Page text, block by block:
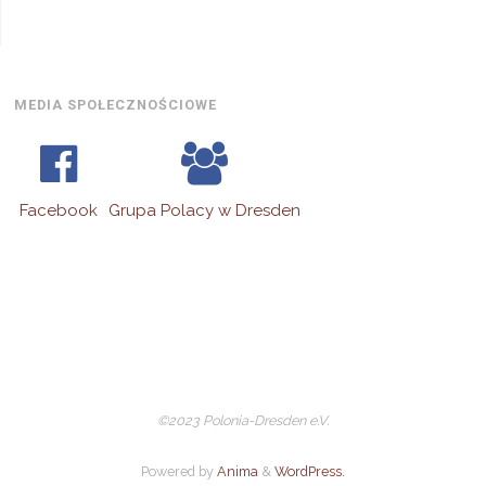
MEDIA SPOŁECZNOŚCIOWE
Facebook Grupa Polacy w Dresden
©2023 Polonia-Dresden e.V.
Powered by Anima & WordPress.